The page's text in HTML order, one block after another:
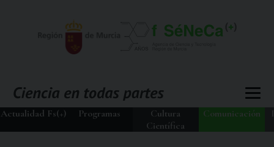
Actualidad Fs(+) Programas
Cultura
Científica
Comunicación